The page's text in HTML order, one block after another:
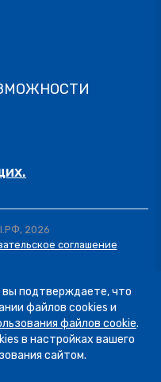
2026
соглашение
вы подтверждаете, что
файлов cookies и
файлов cookie.
в настройках вашего
сайтом.